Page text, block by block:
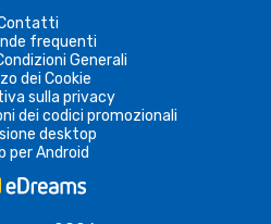
frequenti
Generali
dei Cookie
sulla privacy
dei codici promozionali
desktop
per Android